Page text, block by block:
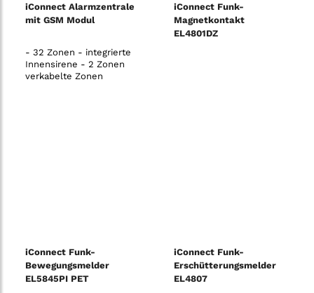
iConnect Alarmzentrale
mit GSM Modul
- 32 Zonen - integrierte
Innensirene - 2 Zonen
verkabelte Zonen
iConnect Funk-
Magnetkontakt
EL4801DZ
iConnect Funk-
Bewegungsmelder
EL5845PI PET
iConnect Funk-
Erschütterungsmelder
EL4807